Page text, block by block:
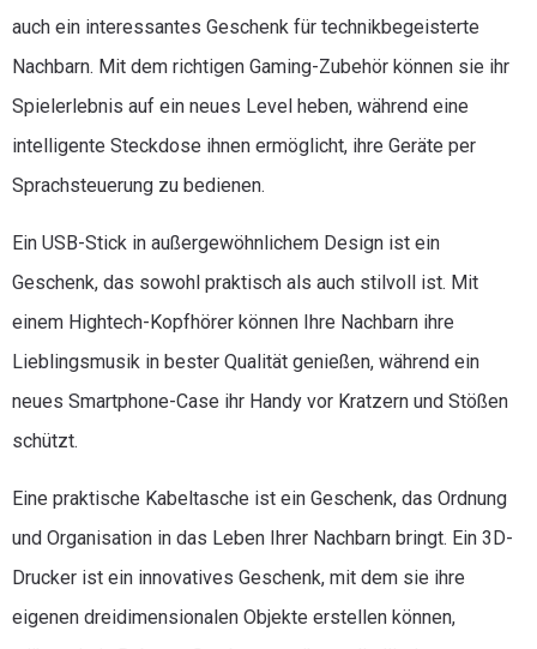
auch ein interessantes Geschenk für technikbegeisterte
Nachbarn. Mit dem richtigen Gaming-Zubehör können sie ihr
Spielerlebnis auf ein neues Level heben, während eine
intelligente Steckdose ihnen ermöglicht, ihre Geräte per
Sprachsteuerung zu bedienen.
Ein USB-Stick in außergewöhnlichem Design ist ein
Geschenk, das sowohl praktisch als auch stilvoll ist. Mit
einem Hightech-Kopfhörer können Ihre Nachbarn ihre
Lieblingsmusik in bester Qualität genießen, während ein
neues Smartphone-Case ihr Handy vor Kratzern und Stößen
schützt.
Eine praktische Kabeltasche ist ein Geschenk, das Ordnung
und Organisation in das Leben Ihrer Nachbarn bringt. Ein 3D-
Drucker ist ein innovatives Geschenk, mit dem sie ihre
eigenen dreidimensionalen Objekte erstellen können,